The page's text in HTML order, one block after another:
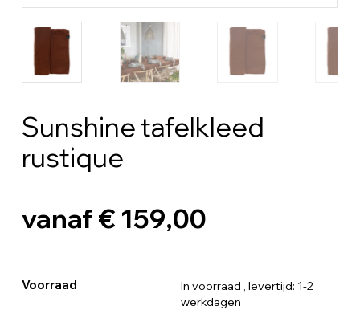
Sunshine tafelkleed
rustique
vanaf € 159,00
Voorraad In voorraad , levertijd: 1-2
werkdagen